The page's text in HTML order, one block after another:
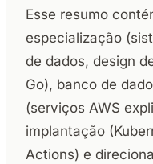
Esse resumo
especialização
de dados, design
Go), banco de
(serviços AWS
implantação
Actions) e